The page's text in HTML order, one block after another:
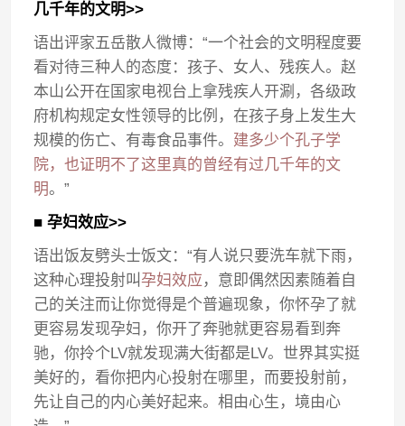
几千年的文明>>
语出评家五岳散人微博：“一个社会的文明程度要
看对待三种人的态度：孩子、女人、残疾人。赵
本山公开在国家电视台上拿残疾人开涮，各级政
府机构规定女性领导的比例，在孩子身上发生大
规模的伤亡、有毒食品事件。 建多少个孔子学
院，也证明不了这里真的曾经有过几千年的文
明。”
■ 孕妇效应>>
语出饭友劈头士饭文：“有人说只要洗车就下雨，
这种心理投射叫孕妇效应 ，意即偶然因素随着自
己的关注而让你觉得是个普遍现象，你怀孕了就
更容易发现孕妇，你开了奔驰就更容易看到奔
驰，你拎个LV就发现满大街都是LV。世界其实挺
美好的，看你把内心投射在哪里，而要投射前，
先让自己的内心美好起来。相由心生，境由心